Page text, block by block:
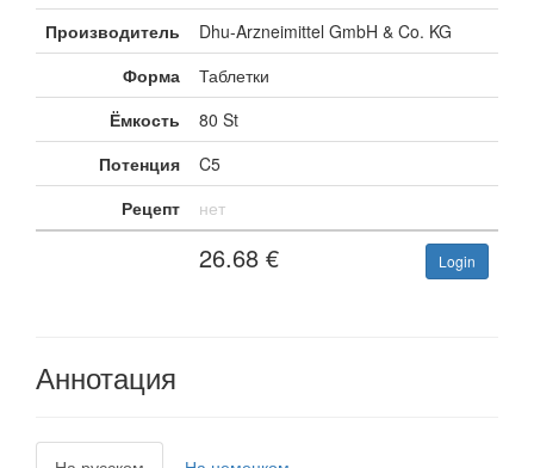
Производитель
Dhu-Arzneimittel GmbH & Co. KG
Форма
Таблетки
Ёмкость
80 St
Потенция
C5
Рецепт
нет
26.68 € Login
Аннотация